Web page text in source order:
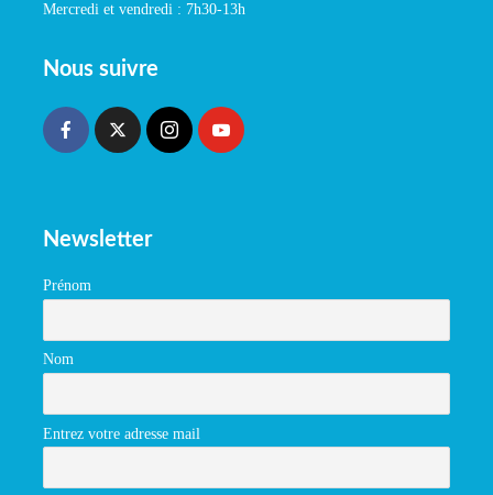
Mercredi et vendredi : 7h30-13h
Nous suivre
Newsletter
Prénom
Nom
Entrez votre adresse mail